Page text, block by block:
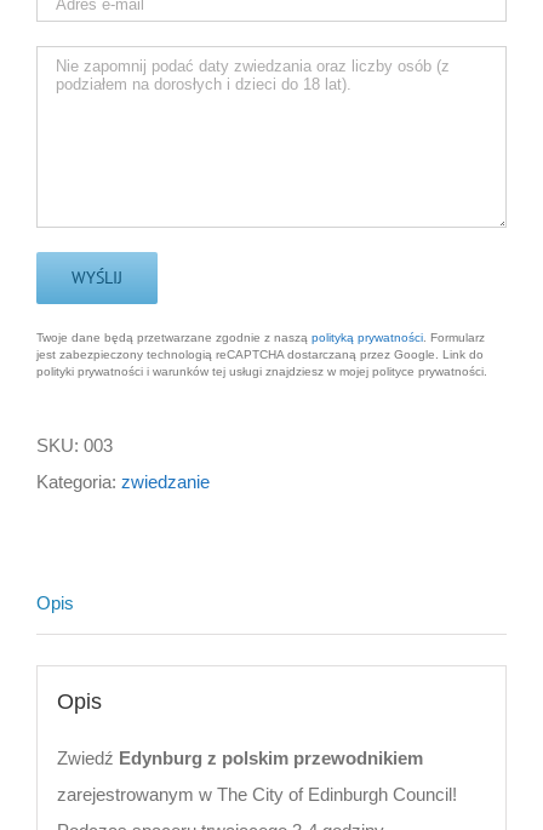
Twoje dane będą przetwarzane zgodnie z naszą polityką prywatności . Formularz
jest zabezpieczony technologią reCAPTCHA dostarczaną przez Google. Link do
polityki prywatności i warunków tej usługi znajdziesz w mojej polityce prywatności.
SKU: 003
Kategoria: zwiedzanie
Opis
Opis
Zwiedź Edynburg z polskim przewodnikiem
zarejestrowanym w The City of Edinburgh Council!